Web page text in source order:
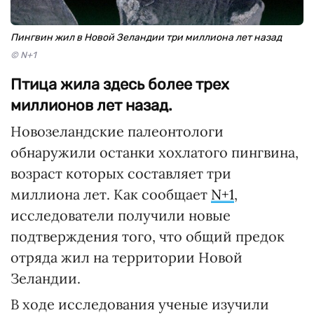
Пингвин жил в Новой Зеландии три миллиона лет назад
© N+1
Птица жила здесь более трех
миллионов лет назад.
Новозеландские палеонтологи
обнаружили останки хохлатого пингвина,
возраст которых составляет три
миллиона лет. Как сообщает N+1,
исследователи получили новые
подтверждения того, что общий предок
отряда жил на территории Новой
Зеландии.
В ходе исследования ученые изучили